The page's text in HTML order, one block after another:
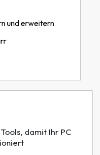
und erweitern
damit Ihr PC